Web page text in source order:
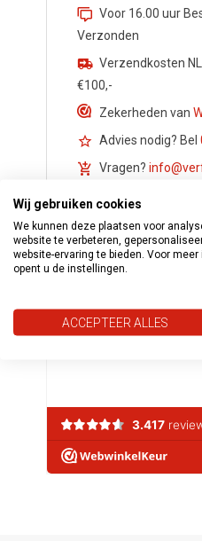
Voor 16.00 uur
Verzonden
Verzendkosten
€100,-
Zekerheden van
Advies nodig? Bel
Vragen?
Whatsapp
Wij gebruiken cookies
We kunnen deze plaatsen voor
website te verbeteren,
website-ervaring te bieden. Voor
opent u de instellingen.
ACCEPTEER ALLES